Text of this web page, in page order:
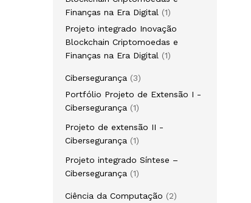
Finanças na Era Digital
1
Projeto integrado Inovação
Blockchain Criptomoedas e
Finanças na Era Digital
1
Cibersegurança
3
Portfólio Projeto de Extensão I -
Cibersegurança
1
Projeto de extensão II -
Cibersegurança
1
Projeto integrado Síntese –
Cibersegurança
1
Ciência da Computação
2